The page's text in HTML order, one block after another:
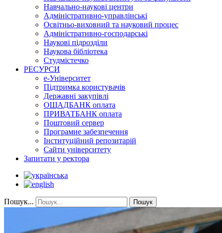
Навчально-наукові центри
Адміністративно-управлінські
Освітньо-виховний та науковий процес
Адміністративно-господарські
Наукові підрозділи
Наукова бібліотека
Студмістечко
РЕСУРСИ
е-Університет
Підтримка користувачів
Державні закупівлі
ОЩАДБАНК оплата
ПРИВАТБАНК оплата
Поштовий сервер
Програмне забезпечення
Інституційний репозитарій
Сайти університету
Запитати у ректора
Пошук... Пошук